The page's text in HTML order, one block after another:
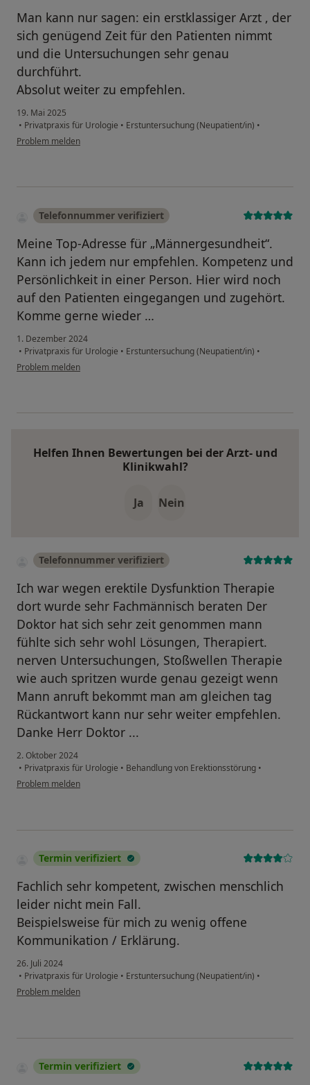
Man kann nur sagen: ein erstklassiger Arzt , der
sich genügend Zeit für den Patienten nimmt
und die Untersuchungen sehr genau
durchführt.
Absolut weiter zu empfehlen.
19. Mai 2025
• Privatpraxis für Urologie • Erstuntersuchung (Neupatient/in) •
Problem melden
Telefonnummer verifiziert
Meine Top-Adresse für „Männergesundheit“.
Kann ich jedem nur empfehlen. Kompetenz und
Persönlichkeit in einer Person. Hier wird noch
auf den Patienten eingegangen und zugehört.
Komme gerne wieder …
1. Dezember 2024
• Privatpraxis für Urologie • Erstuntersuchung (Neupatient/in) •
Problem melden
Helfen Ihnen Bewertungen bei der Arzt- und
Klinikwahl?
Ja Nein
Telefonnummer verifiziert
Ich war wegen erektile Dysfunktion Therapie
dort wurde sehr Fachmännisch beraten Der
Doktor hat sich sehr zeit genommen mann
fühlte sich sehr wohl Lösungen, Therapiert.
nerven Untersuchungen, Stoßwellen Therapie
wie auch spritzen wurde genau gezeigt wenn
Mann anruft bekommt man am gleichen tag
Rückantwort kann nur sehr weiter empfehlen.
Danke Herr Doktor ...
2. Oktober 2024
• Privatpraxis für Urologie • Behandlung von Erektionsstörung •
Problem melden
Termin verifiziert
Fachlich sehr kompetent, zwischen menschlich
leider nicht mein Fall.
Beispielsweise für mich zu wenig offene
Kommunikation / Erklärung.
26. Juli 2024
• Privatpraxis für Urologie • Erstuntersuchung (Neupatient/in) •
Problem melden
Termin verifiziert